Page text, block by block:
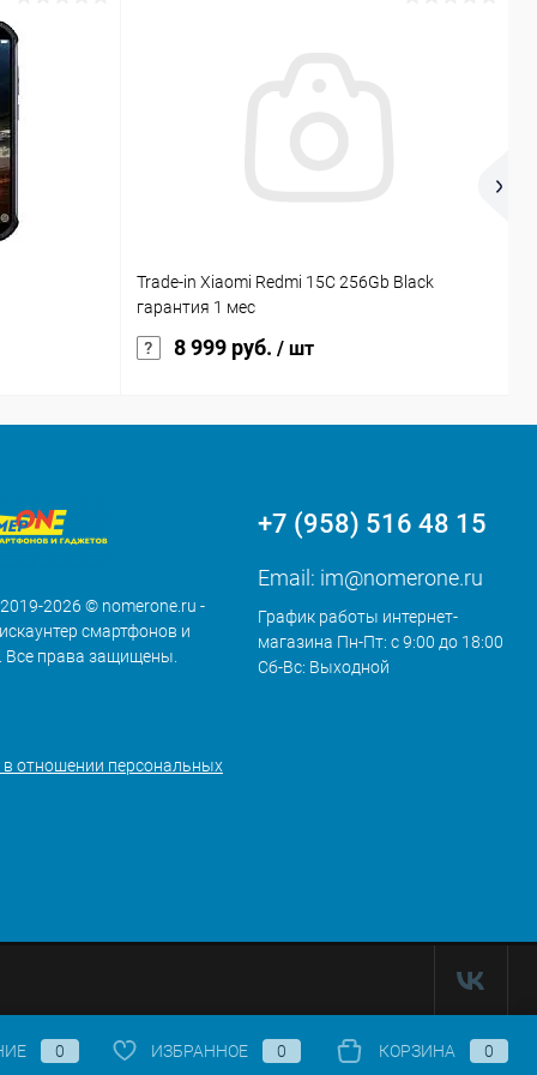
Trade-in Xiaomi Redmi 15С 256Gb Black
гарантия 1 мес
8 999 руб. / шт
2026 © nomerone.ru -
смартфонов и
Все права защищены.
в отношении персональных
+7 (958) 516 48 15
Email: im@nomerone.ru
График работы интернет-
магазина Пн-Пт: с 9:00 до 18:00
Сб-Вс: Выходной
0 ИЗБРАННОЕ 0 КОРЗИНА 0